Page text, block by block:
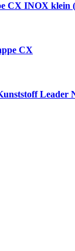
CX INOX klein
CX
Leader